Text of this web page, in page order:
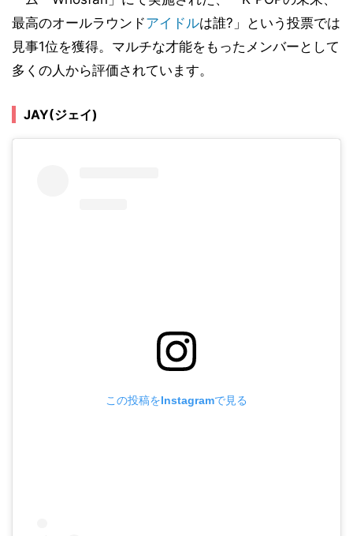
最高のオールラウンドアイドルは誰?」という投票では
見事1位を獲得。マルチな才能をもったメンバーとして
多くの人から評価されています。
JAY(ジェイ)
この投稿をInstagramで見る